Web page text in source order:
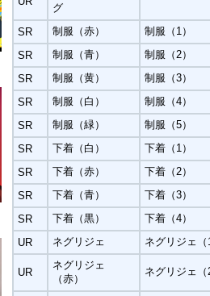
グ
SR
制服（赤）
制服（1）
SR
制服（青）
制服（2）
SR
制服（黄）
制服（3）
SR
制服（白）
制服（4）
SR
制服（緑）
制服（5）
SR
下着（白）
下着（1）
SR
下着（赤）
下着（2）
SR
下着（青）
下着（3）
SR
下着（黒）
下着（4）
UR
ネグリジェ ネグリジェ（
UR
ネグリジェ
（赤）
ネグリジェ（